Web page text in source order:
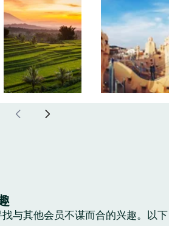
与其他会员不谋而合的兴趣。以下